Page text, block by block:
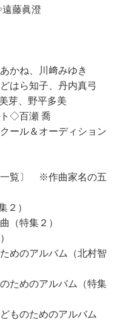
遠藤眞澄
かね、川﨑みゆき
知子、丹内真弓
芽、野平多美
ト◇百瀬 喬
ール＆オーディション
一覧〕 ※作曲家名の五
２）
（特集２）
めのアルバム（北村智
ためのアルバム（特集
ものためのアルバム